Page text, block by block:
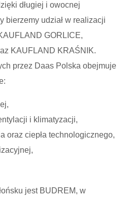
długiej i owocnej
bierzemy udział w realizacji
GORLICE,
KAUFLAND KRAŚNIK.
przez Daas Polska obejmuje
i klimatyzacji,
oraz ciepła technologicznego,
jest BUDREM, w